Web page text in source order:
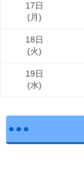
17日
(月)
18日
(火)
19日
(水)